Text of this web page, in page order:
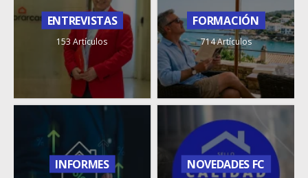
ENTREVISTAS
153 Artículos
FORMACIÓN
714 Artículos
INFORMES NOVEDADES FC